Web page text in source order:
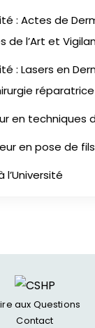
: Actes de
de l’Art et
: Lasers en
réparatrice
en techniques
en pose de
aux Questions
Contact